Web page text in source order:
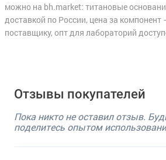
можно на bh.market: титановые
доставкой по России, цена за
поставщику, опт для лабораторий
Отзывы покупателей
Пока никто не оставил отзыв.
поделитесь опытом